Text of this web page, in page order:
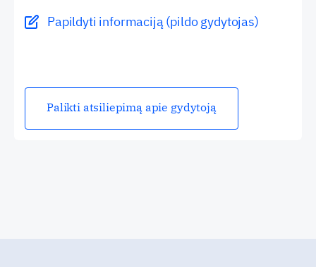
Papildyti informaciją (pildo gydytojas)
Palikti atsiliepimą apie gydytoją